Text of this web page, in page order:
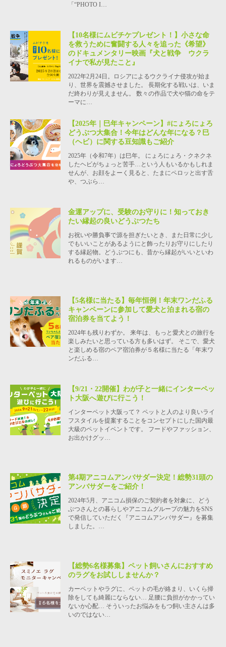
「“PHOTO I…
【10名様にムビチケプレゼント！】小さな命
を救うために奮闘する人々を追った《希望》
のドキュメンタリー映画『犬と戦争 ウクラ
イナで私が見たこと』
2022年2月24日。ロシアによるウクライナ侵攻が始ま
り、世界を震撼させました。 長期化する戦いは、いま
だ終わりが見えません。 数々の作品で犬や猫の命をテ
ーマに…
【2025年｜巳年キャンペーン】#にょろにょろ
どうぶつ大集合！今年はどんな年になる？巳
（ヘビ）に関する豆知識もご紹介
2025年（令和7年）は巳年。 にょろにょろ・クネクネ
したヘビがちょっと苦手…という人もいるかもしれま
せんが、お顔をよーく見ると、たまにペロッと出す舌
や、つぶら…
金運アップに、受験のお守りに！知っておき
たい縁起の良いどうぶつたち
お祝いや勝負事で源を担ぎたいとき、また日常に少し
でもいいことがあるようにと飾ったりお守りにしたり
する縁起物。どうぶつにも、昔から縁起がいいといわ
れるものがいます…
【5名様に当たる】毎年恒例！年末ワンだふる
キャンペーンに参加して愛犬と泊まれる宿の
宿泊券を当てよう！
2024年も残りわずか。 来年は、もっと愛犬との旅行を
楽しみたいと思っている方も多いはず。 そこで、愛犬
と楽しめる宿のペア宿泊券が５名様に当たる「年末ワ
ンだふる…
【9/21・22開催】わが子と一緒にインターペッ
ト大阪へ遊びに行こう！
インターペット大阪って？ ペットと人のより良いライ
フスタイルを提案することをコンセプトにした国内最
大級のペットイベントです。 フードやファッション、
お出かけグッ…
第4期アニコムアンバサダー決定！総勢31頭の
アンバサダーをご紹介！
2024年5月、アニコム損保のご契約者を対象に、どう
ぶつさんとの暮らしやアニコムグループの魅力をSNS
で発信していただく『アニコムアンバサダー』を募集
しました。…
【総勢6名様募集】ペット飼いさんにおすすめ
のラグをお試ししませんか？
カーペットやラグに、ペットの毛が絡まり、いくら掃
除をしても綺麗にならない… 足腰に負担がかかってい
ないか心配… そういったお悩みをもつ飼い主さんは多
いのではない…